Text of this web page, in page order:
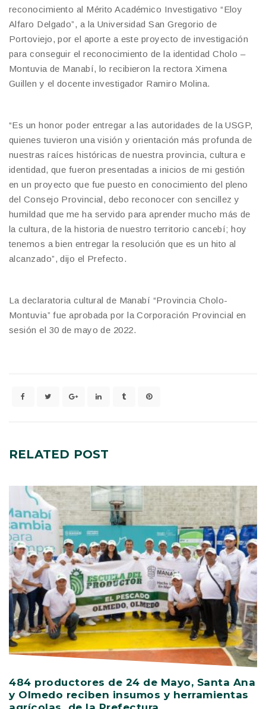
reconocimiento al Mérito Académico Investigativo “Eloy
Alfaro Delgado”, a la Universidad San Gregorio de
Portoviejo, por el aporte a este proyecto de investigación
para conseguir el reconocimiento de la identidad Cholo –
Montuvia de Manabí, lo recibieron la rectora Ximena
Guillen y el docente investigador Ramiro Molina.
“Es un honor poder entregar a las autoridades de la USGP,
quienes tuvieron una visión y orientación más profunda de
nuestras raíces históricas de nuestra provincia, cultura e
identidad, que fueron presentadas a inicios de mi gestión
en un proyecto que fue puesto en conocimiento del pleno
del Consejo Provincial, debo reconocer con sencillez y
humildad que me ha servido para aprender mucho más de
la cultura, de la historia de nuestro territorio cancebí; hoy
tenemos a bien entregar la resolución que es un hito al
alcanzado”, dijo el Prefecto.
La declaratoria cultural de Manabí “Provincia Cholo-
Montuvia” fue aprobada por la Corporación Provincial en
sesión el 30 de mayo de 2022.
RELATED POST
484 productores de 24 de Mayo, Santa Ana
y Olmedo reciben insumos y herramientas